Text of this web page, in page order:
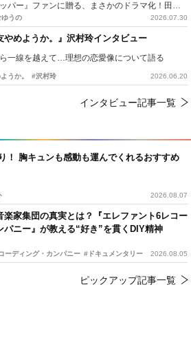
！ 胸キュンも感動も運んでくれるおすすめ
2026.08.07
楽家集団の真実とは？『エレファント6レコー
パニー』が教える“好き”を貫くDIY精神
ーディング・カンパニー #ドキュメンタリー 2026.08.05
ピックアップ記事一覧
『侍タイムスリッパー』ファンに贈る、まさかのドラマ化！田村ツトム×沙倉ゆうのが語る『心配無用ノ介』撮影秘話
うの 2026.07.30
やめようか。』沢村玲インタビュー
一線を越えて…理想の恋愛像について語る
うか。 #沢村玲 2026.06.20
インタビュー記事一覧